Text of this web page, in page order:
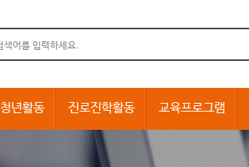
청년활동 진로진학활동 교육프로그램